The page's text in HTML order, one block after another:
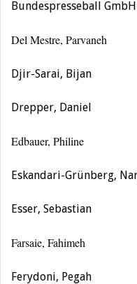
Bundespresseball GmbH
Del Mestre, Parvaneh
Djir-Sarai, Bijan
Drepper, Daniel
Edbauer, Philine
Eskandari-Grünberg,
Esser, Sebastian
Farsaie, Fahimeh
Ferydoni, Pegah